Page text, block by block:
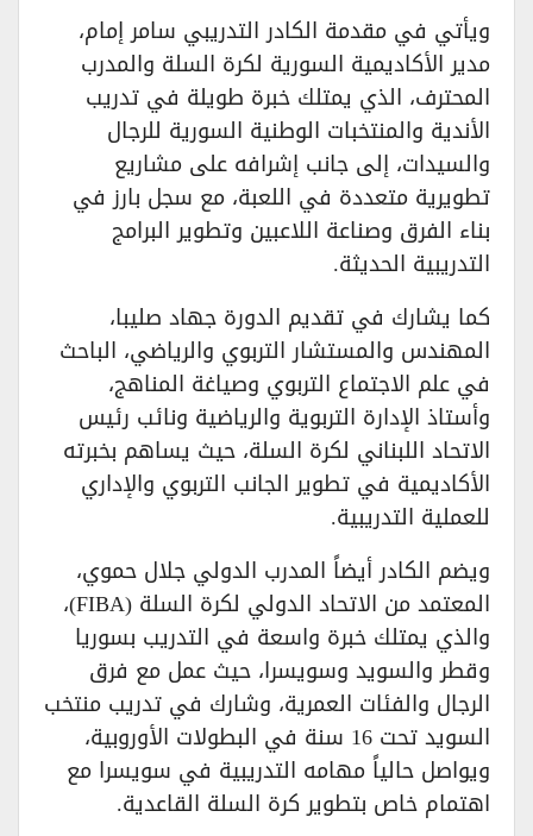
ويأتي في مقدمة الكادر التدريبي سامر إمام،
مدير الأكاديمية السورية لكرة السلة والمدرب
المحترف، الذي يمتلك خبرة طويلة في تدريب
الأندية والمنتخبات الوطنية السورية للرجال
والسيدات، إلى جانب إشرافه على مشاريع
تطويرية متعددة في اللعبة، مع سجل بارز في
بناء الفرق وصناعة اللاعبين وتطوير البرامج
التدريبية الحديثة.
كما يشارك في تقديم الدورة جهاد صليبا،
المهندس والمستشار التربوي والرياضي، الباحث
في علم الاجتماع التربوي وصياغة المناهج،
وأستاذ الإدارة التربوية والرياضية ونائب رئيس
الاتحاد اللبناني لكرة السلة، حيث يساهم بخبرته
الأكاديمية في تطوير الجانب التربوي والإداري
للعملية التدريبية.
ويضم الكادر أيضاً المدرب الدولي جلال حموي،
المعتمد من الاتحاد الدولي لكرة السلة (FIBA)،
والذي يمتلك خبرة واسعة في التدريب بسوريا
وقطر والسويد وسويسرا، حيث عمل مع فرق
الرجال والفئات العمرية، وشارك في تدريب منتخب
السويد تحت 16 سنة في البطولات الأوروبية،
ويواصل حالياً مهامه التدريبية في سويسرا مع
اهتمام خاص بتطوير كرة السلة القاعدية.